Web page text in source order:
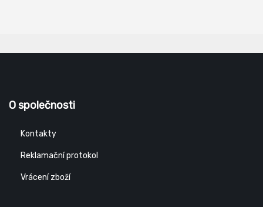
O společnosti
Kontakty
Reklamační protokol
Vrácení zboží